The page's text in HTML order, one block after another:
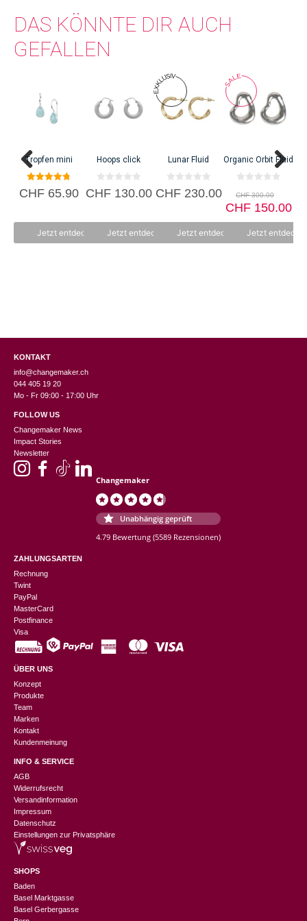
DAS KÖNNTE DIR AUCH
GEFALLEN
Tropfen mini
4.80
von 5
CHF65.90
Jetzt entdecken
Hoops click
0
v
5
CHF130.00
Jetzt entdecken
Lunar Fluid
0
v
5
CHF230.00
Jetzt entdecken
Organic Orbit Fluid
v
o
n
5
CHF300.00
CHF150.00
ist:
Jetzt
KONTAKT
info@changemaker.ch
044 405 19 20
Mo - Fr 09:00 - 17:00 Uhr
FOLLOW US
Changemaker News
Impact Stories
Newsletter
Changemaker
Unabhängig geprüft
4.79 Bewertung (5589 Rezensionen)
ZAHLUNGSARTEN
Rechnung
Twint
PayPal
MasterCard
Postfinance
Visa
ÜBER UNS
Konzept
Produkte
Team
Marken
Kontakt
Kundenmeinung
INFO & SERVICE
AGB
Widerrufsrecht
Versandinformation
Impressum
Datenschutz
Einstellungen zur Privatsphäre
SHOPS
Baden
Basel Marktgasse
Basel Gerbergasse